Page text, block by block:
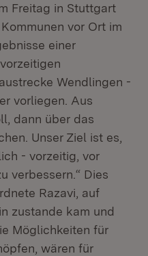
Freitag in Stuttgart
vor Ort im
einer
Wendlingen -
vorliegen. Aus
dann über das
Unser Ziel ist es,
- vorzeitig, vor
verbessern.“ Dies
Razavi, auf
zustande kam und
Möglichkeiten für
wären für